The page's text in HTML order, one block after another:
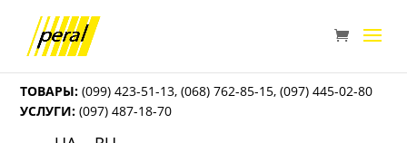
ТОВАРЫ: (099) 423-51-13,(068) 762-85-15,(097) 445-02-80
УСЛУГИ: (097) 487-18-70